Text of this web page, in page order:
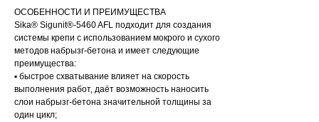
ОСОБЕННОСТИ И ПРЕИМУЩЕСТВА
Sika® Sigunit®-5460 AFL подходит для создания
системы крепи с использованием мокрого и сухого
методов набрызг-бетона и имеет следующие
преимущества:
▪ быстрое схватывание влияет на скорость
выполнения работ, даёт возможность наносить
слои набрызг-бетона значительной толщины за
один цикл;